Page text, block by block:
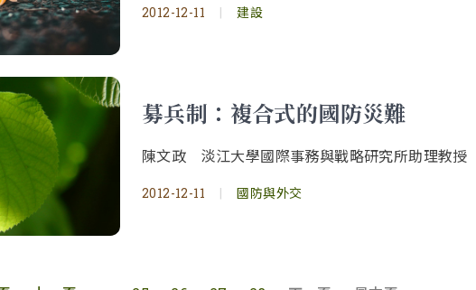
2012-12-11 | 建設
募兵制：複合式的國防災難
陳文政 淡江大學國際事務與戰略研究所助理教授
2012-12-11 | 國防與外交